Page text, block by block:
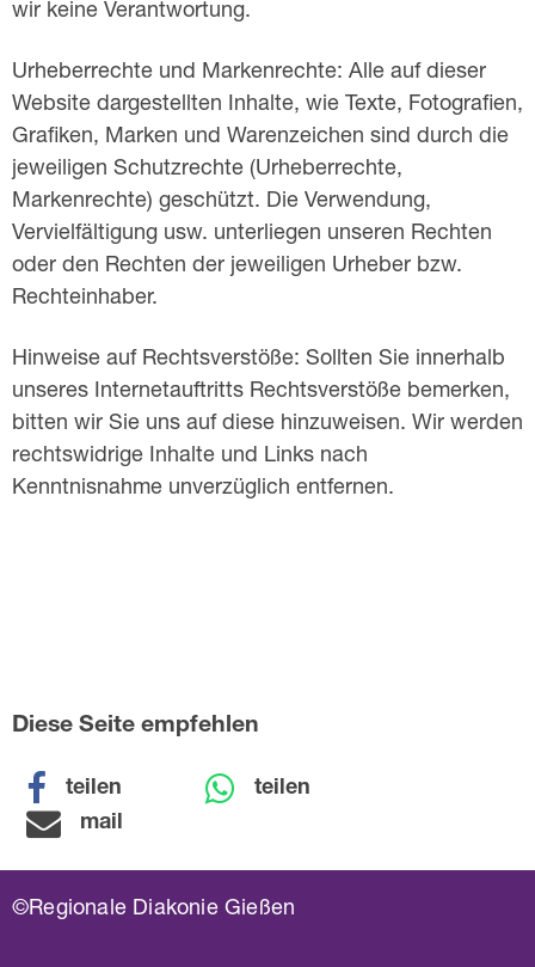
wir keine Verantwortung.
Urheberrechte und Markenrechte: Alle auf dieser
Website dargestellten Inhalte, wie Texte, Fotografien,
Grafiken, Marken und Warenzeichen sind durch die
jeweiligen Schutzrechte (Urheberrechte,
Markenrechte) geschützt. Die Verwendung,
Vervielfältigung usw. unterliegen unseren Rechten
oder den Rechten der jeweiligen Urheber bzw.
Rechteinhaber.
Hinweise auf Rechtsverstöße: Sollten Sie innerhalb
unseres Internetauftritts Rechtsverstöße bemerken,
bitten wir Sie uns auf diese hinzuweisen. Wir werden
rechtswidrige Inhalte und Links nach
Kenntnisnahme unverzüglich entfernen.
Diese Seite empfehlen
teilen
teilen
mail
©Regionale Diakonie Gießen